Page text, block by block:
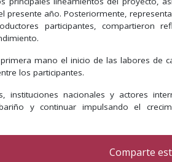
año. Posteriormente,
participantes, compartieron
mano el inicio de las labores de
los participantes.
nacionales y actores
y continuar impulsando el
Comparte